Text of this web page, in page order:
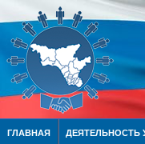
ГЛАВНАЯ ДЕЯТЕЛЬНОСТЬ